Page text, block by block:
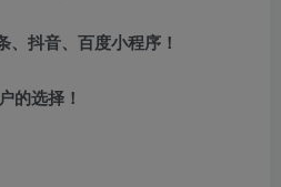
抖音、百度小程序！
的选择！